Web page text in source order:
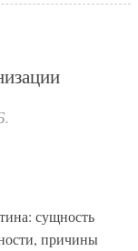
сущность
причины